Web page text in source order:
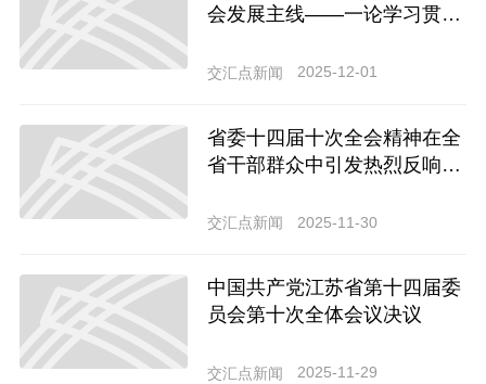
会发展主线——一论学习贯彻
交汇点新闻 2025-12-01
省委十四届十次全会精神在全
省干部群众中引发热烈反响、
交汇点新闻 2025-11-30
中国共产党江苏省第十四届委
员会第十次全体会议决议
交汇点新闻 2025-11-29